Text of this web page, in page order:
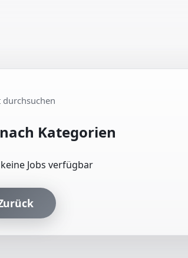
durchsuchen
Kategorien
Jobs verfügbar